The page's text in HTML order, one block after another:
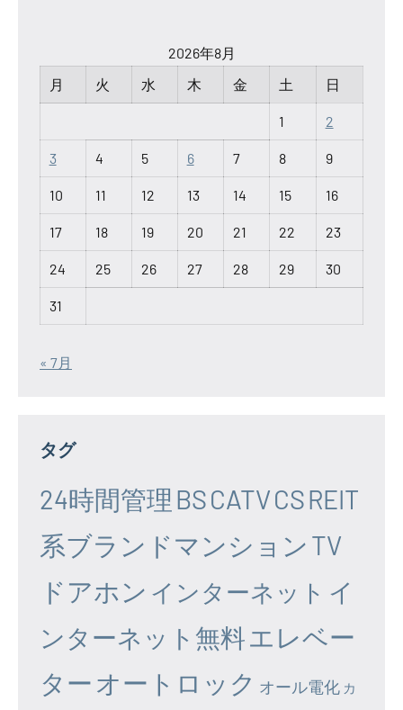
2026年8月
月
火 水 木 金 土 日
1 2
3 4 5 6 7 8 9
10 11 12 13 14 15 16
17 18 19 20 21 22 23
24 25 26 27 28 29 30
31
« 7月
タグ
24時間管理 BSCATVCSREIT
系ブランドマンション TV
ドアホン インターネット イ
ンターネット無料エレベー
ター オートロック オール電化 カ